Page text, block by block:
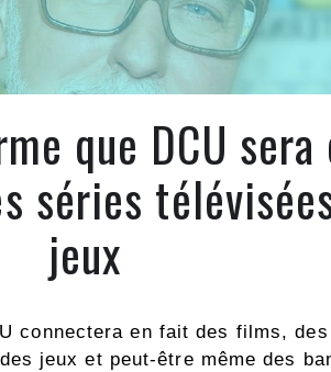
que DCU
séries
jeux
connectera en fait des films,
jeux et peut-être même des